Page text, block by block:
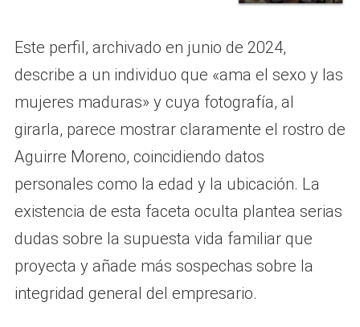
Este perfil, archivado en junio de 2024,
describe a un individuo que «ama el sexo y las
mujeres maduras» y cuya fotografía, al
girarla, parece mostrar claramente el rostro de
Aguirre Moreno, coincidiendo datos
personales como la edad y la ubicación. La
existencia de esta faceta oculta plantea serias
dudas sobre la supuesta vida familiar que
proyecta y añade más sospechas sobre la
integridad general del empresario.